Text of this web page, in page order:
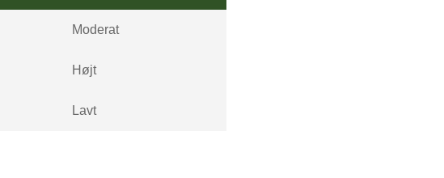
Moderat
Højt
Lavt